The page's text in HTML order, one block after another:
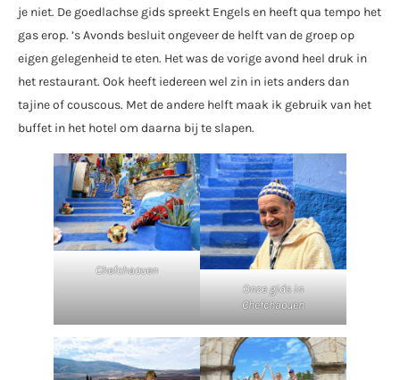
je niet. De goedlachse gids spreekt Engels en heeft qua tempo het
gas erop. ’s Avonds besluit ongeveer de helft van de groep op
eigen gelegenheid te eten. Het was de vorige avond heel druk in
het restaurant. Ook heeft iedereen wel zin in iets anders dan
tajine of couscous. Met de andere helft maak ik gebruik van het
buffet in het hotel om daarna bij te slapen.
Chefchaouen
Onze gids in
Chefchaouen